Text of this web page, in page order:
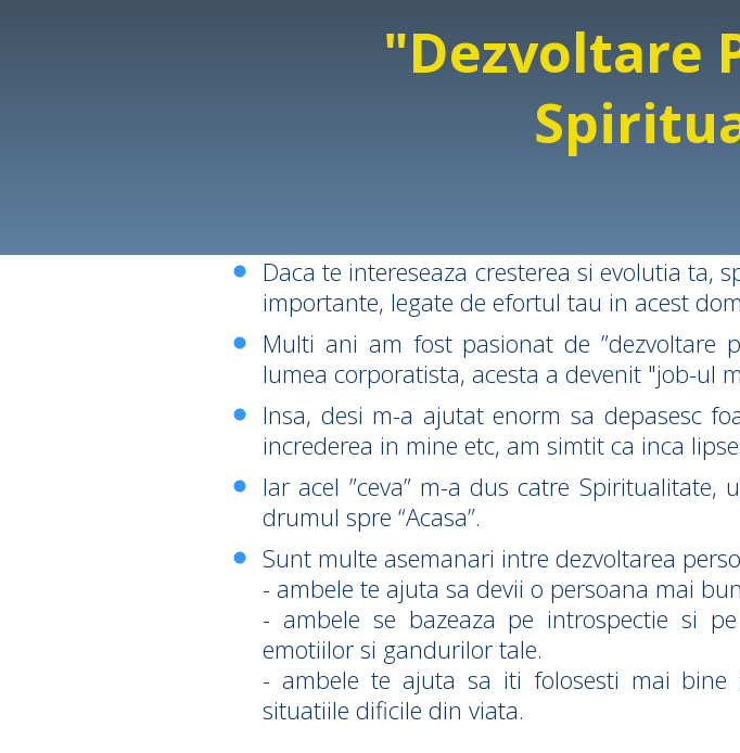
"Dezvoltare
Daca te intereseaza cresterea si evolutia ta,
importante, legate de efortul tau in acest
Multi ani am fost pasionat de ”dezvoltare
lumea corporatista, acesta a devenit "job-ul
Insa, desi m-a ajutat enorm sa depasesc
increderea in mine etc, am simtit ca inca
Iar acel ”ceva” m-a dus catre
drumul spre “Acasa”.
Sunt multe asemanari intre dezvoltarea
- ambele te ajuta sa devii o persoana mai
- ambele se bazeaza pe introspectie si
emotiilor si gandurilor tale.
- ambele te ajuta sa iti folosesti mai bine
situatiile dificile din viata.